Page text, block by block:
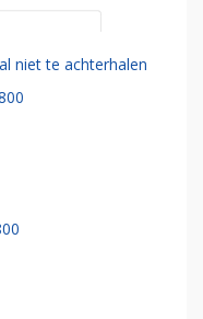
niet te achterhalen